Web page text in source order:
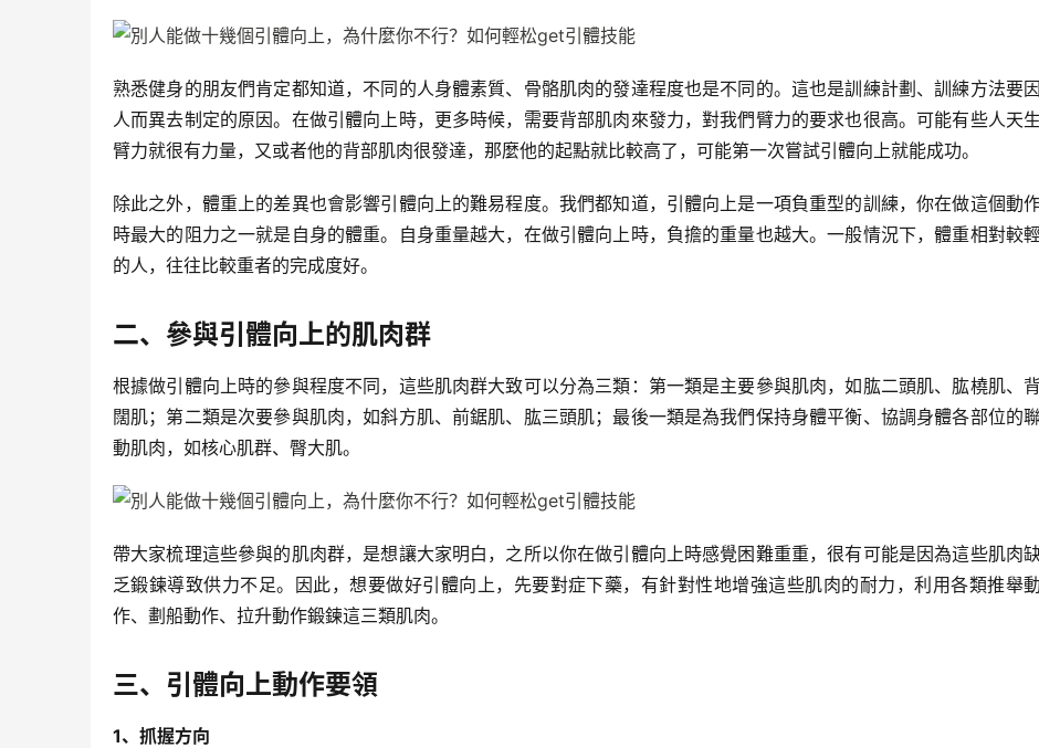
熟悉健身的朋友們肯定都知道，不同的人身體素質、骨骼肌肉的發達程度也是不同的。這也是訓練計劃、訓練方法要因
人而異去制定的原因。在做引體向上時，更多時候，需要背部肌肉來發力，對我們臂力的要求也很高。可能有些人天生
臂力就很有力量，又或者他的背部肌肉很發達，那麼他的起點就比較高了，可能第一次嘗試引體向上就能成功。
除此之外，體重上的差異也會影響引體向上的難易程度。我們都知道，引體向上是一項負重型的訓練，你在做這個動
時最大的阻力之一就是自身的體重。自身重量越大，在做引體向上時，負擔的重量也越大。一般情況下，體重相對較
的人，往往比較重者的完成度好。
二、參與引體向上的肌肉群
根據做引體向上時的參與程度不同，這些肌肉群大致可以分為三類：第一類是主要參與肌肉，如肱二頭肌、肱橈肌、背
闊肌；第二類是次要參與肌肉，如斜方肌、前鋸肌、肱三頭肌；最後一類是為我們保持身體平衡、協調身體各部位的
動肌肉，如核心肌群、臀大肌。
帶大家梳理這些參與的肌肉群，是想讓大家明白，之所以你在做引體向上時感覺困難重重，很有可能是因為這些肌肉
乏鍛鍊導致供力不足。因此，想要做好引體向上，先要對症下藥，有針對性地增強這些肌肉的耐力，利用各類推舉動
作、劃船動作、拉升動作鍛鍊這三類肌肉。
三、引體向上動作要領
1、抓握方向